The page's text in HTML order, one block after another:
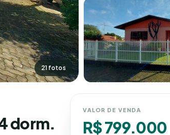
21 fotos
dorm.
VALOR DE VENDA
R$ 799.000